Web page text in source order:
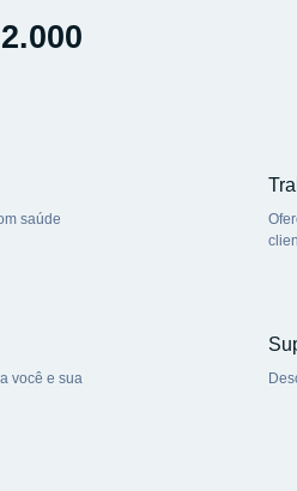
saúde
você e sua